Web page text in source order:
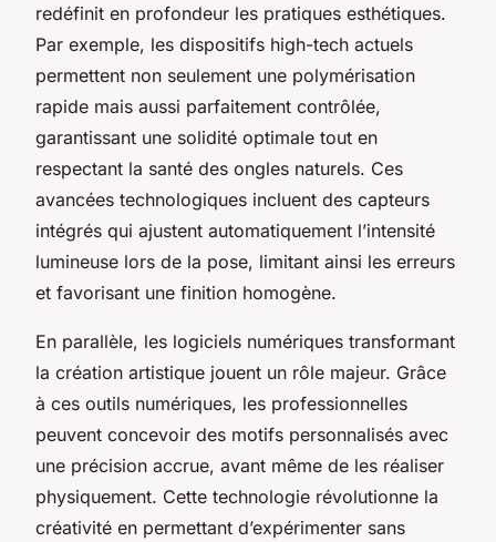
redéfinit en profondeur les pratiques esthétiques.
Par exemple, les dispositifs high-tech actuels
permettent non seulement une polymérisation
rapide mais aussi parfaitement contrôlée,
garantissant une solidité optimale tout en
respectant la santé des ongles naturels. Ces
avancées technologiques incluent des capteurs
intégrés qui ajustent automatiquement l’intensité
lumineuse lors de la pose, limitant ainsi les erreurs
et favorisant une finition homogène.
En parallèle, les logiciels numériques transformant
la création artistique jouent un rôle majeur. Grâce
à ces outils numériques, les professionnelles
peuvent concevoir des motifs personnalisés avec
une précision accrue, avant même de les réaliser
physiquement. Cette technologie révolutionne la
créativité en permettant d’expérimenter sans